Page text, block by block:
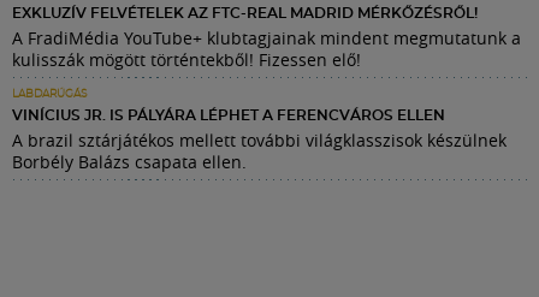
EXKLUZÍV FELVÉTELEK AZ FTC-REAL MADRID MÉRKŐZÉSRŐL!
A FradiMédia YouTube+ klubtagjainak mindent megmutatunk a
kulisszák mögött történtekből! Fizessen elő!
LABDARÚGÁS
VINÍCIUS JR. IS PÁLYÁRA LÉPHET A FERENCVÁROS ELLEN
A brazil sztárjátékos mellett további világklasszisok készülnek
Borbély Balázs csapata ellen.